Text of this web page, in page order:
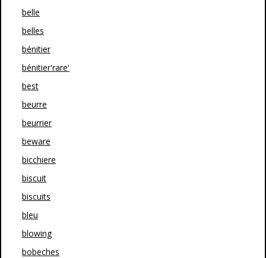
belle
belles
bénitier
bénitier'rare'
best
beurre
beurrier
beware
bicchiere
biscuit
biscuits
bleu
blowing
bobeches